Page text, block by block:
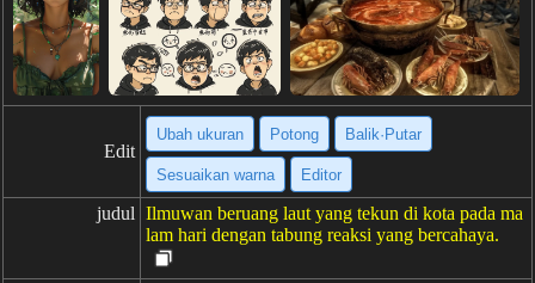
Edit
Ubah ukuran Potong Balik·Putar
Sesuaikan warna Editor
judul Ilmuwan beruang laut yang tekun di kota pada ma
lam hari dengan tabung reaksi yang bercahaya.